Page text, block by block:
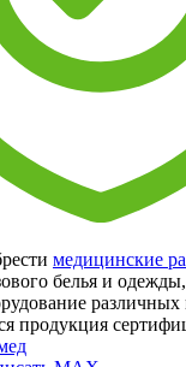
медицинские
белья и
продукция